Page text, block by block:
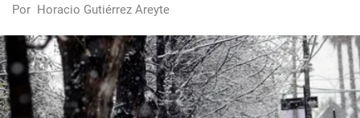
Por Horacio Gutiérrez Areyte